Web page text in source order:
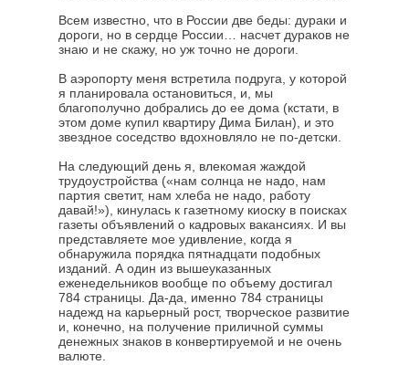
Всем известно, что в России две беды: дураки и
дороги, но в сердце России… насчет дураков не
знаю и не скажу, но уж точно не дороги.
В аэропорту меня встретила подруга, у которой
я планировала остановиться, и, мы
благополучно добрались до ее дома (кстати, в
этом доме купил квартиру Дима Билан), и это
звездное соседство вдохновляло не по-детски.
На следующий день я, влекомая жаждой
трудоустройства («нам солнца не надо, нам
партия светит, нам хлеба не надо, работу
давай!»), кинулась к газетному киоску в поисках
газеты объявлений о кадровых вакансиях. И вы
представляете мое удивление, когда я
обнаружила порядка пятнадцати подобных
изданий. А один из вышеуказанных
еженедельников вообще по объему достигал
784 страницы. Да-да, именно 784 страницы
надежд на карьерный рост, творческое развитие
и, конечно, на получение приличной суммы
денежных знаков в конвертируемой и не очень
валюте.